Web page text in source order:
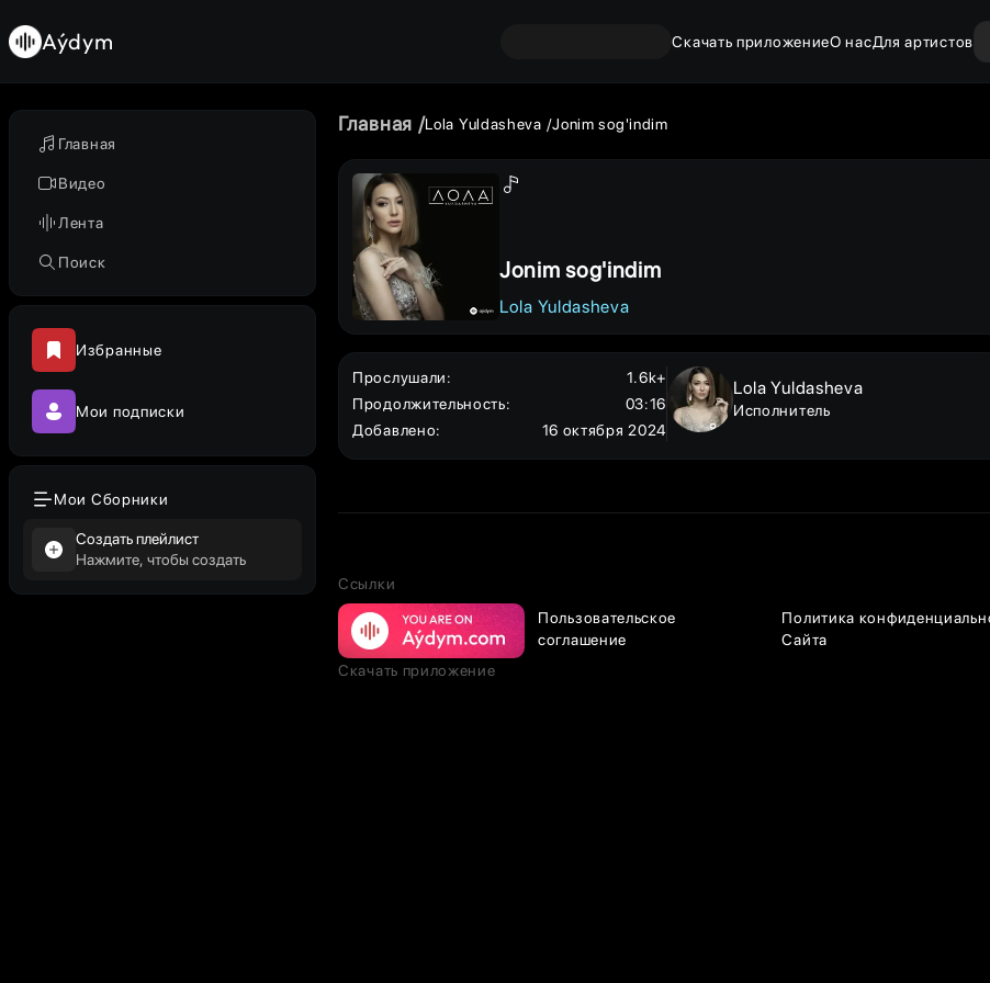
Главная
Видео
Лента
Поиск
Избранные
Мои подписки
Мои Сборники
Создать плейлист
Нажмите, чтобы создать
Aýdym Скачать приложениеО насДля артистов
Главная Lola Yuldasheva Jonim sog'indim
Jonim sog'indim
Lola Yuldasheva
Прослушали:
1.6k+
Продолжительность:
03:16
Добавлено: 16 октября 2024
Lola Yuldasheva
Исполнитель
Ссылки
Пользовательское
соглашение
Политика
Сайта
Скачать приложение